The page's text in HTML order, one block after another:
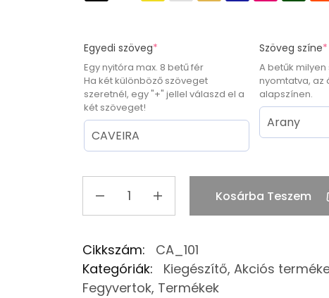
Egyedi szöveg*
Egy nyitóra max. 8 betű fér
Ha két különböző szöveget
szeretnél, egy "+" jellel válaszd el a
két szöveget!
Szöveg színe*
A betűk
nyomtatva, az
alapszínen.
Kosárba Teszem
Cikkszám:
CA_101
Kategóriák:
Kiegészítő,Akciós
Fegyvertok, Termékek